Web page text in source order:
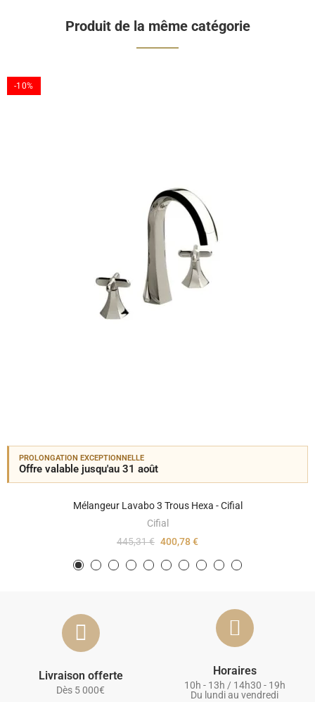
Produit de la même catégorie
-10%
PROLONGATION EXCEPTIONNELLE
Offre valable jusqu'au 31 août
Mélangeur Lavabo 3 Trous Hexa - Cifial
Cifial
445,31 € 400,78 €
Livraison offerte
Dès 5 000€
Horaires
10h - 13h / 14h30 - 19h
Du lundi au vendredi